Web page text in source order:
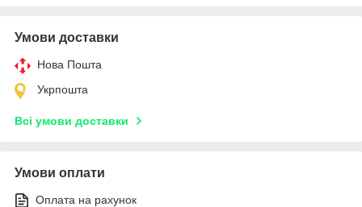
Умови доставки
Нова Пошта
Укрпошта
Всі умови доставки
Умови оплати
Оплата на рахунок